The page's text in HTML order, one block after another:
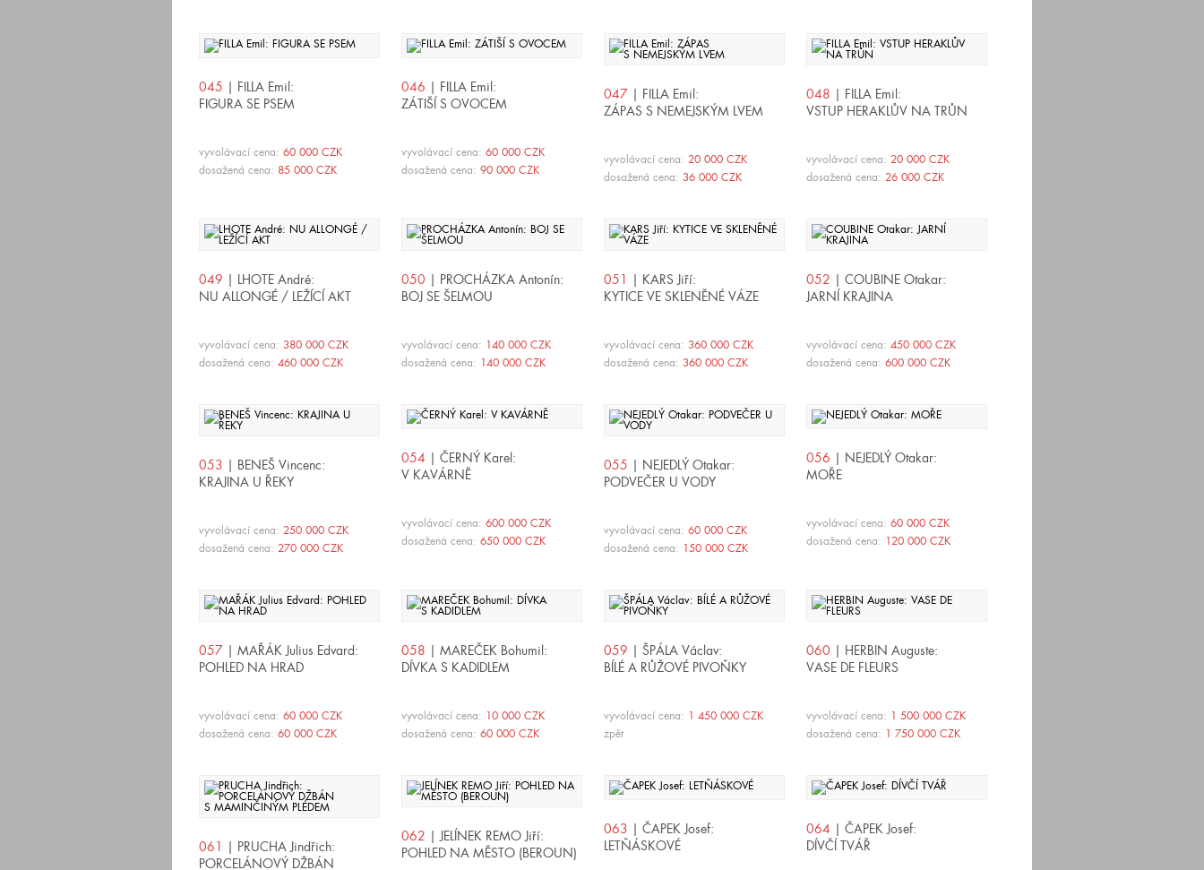
045 | FILLA Emil:
FIGURA SE PSEM
vyvolávací cena: 60 000 CZK
dosažená cena: 85 000 CZK
046 | FILLA Emil:
ZÁTIŠÍ S OVOCEM
vyvolávací cena: 60 000 CZK
dosažená cena: 90 000 CZK
047 | FILLA Emil:
ZÁPAS S NEMEJSKÝM LVEM
vyvolávací cena: 20 000 CZK
dosažená cena: 36 000 CZK
048 | FILLA Emil:
VSTUP HERAKLŮV NA TRŮN
vyvolávací cena: 20 000 CZK
dosažená cena: 26 000 CZK
049 | LHOTE André:
NU ALLONGÉ / LEŽÍCÍ AKT
vyvolávací cena: 380 000 CZK
dosažená cena: 460 000 CZK
050 | PROCHÁZKA Antonín:
BOJ SE ŠELMOU
vyvolávací cena: 140 000 CZK
dosažená cena: 140 000 CZK
051 | KARS Jiří:
KYTICE VE SKLENĚNÉ VÁZE
vyvolávací cena: 360 000 CZK
dosažená cena: 360 000 CZK
052 | COUBINE Otakar:
JARNÍ KRAJINA
vyvolávací cena: 450 000 CZK
dosažená cena: 600 000 CZK
053 | BENEŠ Vincenc:
KRAJINA U ŘEKY
vyvolávací cena: 250 000 CZK
dosažená cena: 270 000 CZK
054 | ČERNÝ Karel:
V KAVÁRNĚ
vyvolávací cena: 600 000 CZK
dosažená cena: 650 000 CZK
055 | NEJEDLÝ Otakar:
PODVEČER U VODY
vyvolávací cena: 60 000 CZK
dosažená cena: 150 000 CZK
056 | NEJEDLÝ Otakar:
MOŘE
vyvolávací cena: 60 000 CZK
dosažená cena: 120 000 CZK
057 | MAŘÁK Julius Edvard:
POHLED NA HRAD
vyvolávací cena: 60 000 CZK
dosažená cena: 60 000 CZK
058 | MAREČEK Bohumil:
DÍVKA S KADIDLEM
vyvolávací cena: 10 000 CZK
dosažená cena: 60 000 CZK
059 | ŠPÁLA Václav:
BÍLÉ A RŮŽOVÉ PIVOŇKY
vyvolávací cena: 1 450 000 CZK
zpět
060 | HERBIN Auguste:
VASE DE FLEURS
vyvolávací cena: 1 500 000 CZK
dosažená cena: 1 750 000 CZK
061 | PRUCHA Jindřich:
PORCELÁNOVÝ DŽBÁN
062 | JELÍNEK REMO Jiří:
POHLED NA MĚSTO (BEROUN)
063 | ČAPEK Josef:
LETŇÁSKOVÉ
064 | ČAPEK Josef:
DÍVČÍ TVÁŘ